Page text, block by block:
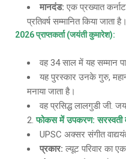
मानदंड: एक प्रख्यात
प्रतिवर्ष सम्मानित किया जाता है।
2026 प्राप्तकर्ता (जयंती कुमारेश):
वह 34 साल में यह सम्मान
यह पुरस्कार उनके गुरु,
मनाया जाता है।
वह प्रसिद्ध लालगुडी जी.
फोकस में उपकरण: सरस्वती
UPSC अक्सर संगीत
प्रकार: ल्यूट परिवार का